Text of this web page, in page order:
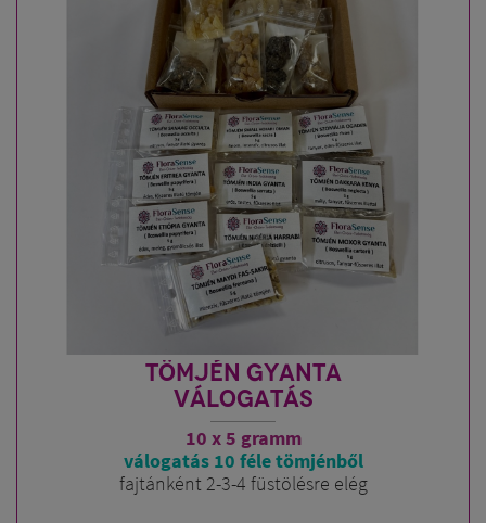
TÖMJÉN GYANTA
VÁLOGATÁS
10 x 5 gramm
válogatás 10 féle tömjénből
fajtánként 2-3-4 füstölésre elég